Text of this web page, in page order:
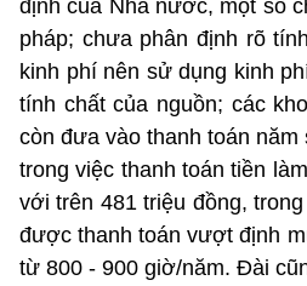
định của Nhà nước, một số
pháp; chưa phân định rõ
kinh phí nên sử dụng kinh
tính chất của nguồn; các
còn đưa vào thanh toán năm
trong việc thanh toán tiền
với trên 481 triệu đồng,
được thanh toán vượt định
từ 800 - 900 giờ/năm. Đài